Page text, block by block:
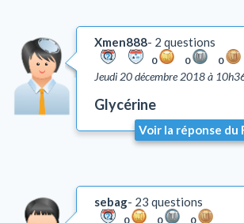
Xmen888 2 questions
0 0 0
Jeudi 20 décembre 2018 à
Glycérine
Voir la réponse du
sebag 23 questions
0 0 0